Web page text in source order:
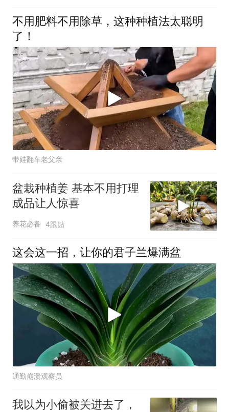
不用肥料不用除草，这种种植法太聪明
了！
带娃翻车老父亲
盆栽种植姜 基本不用打理
成品让人惊喜
养花必备 4跟贴
这会这一招，让你的君子兰爆满盆
通勤崩溃观察员
我以为小偷被关进去了，